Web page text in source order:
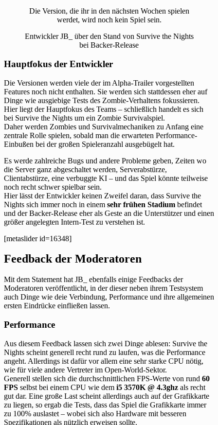
Die Version, die ihr in den nächsten Wochen spielen
werdet, wird noch kein Spiel sein.
Entwickler JB_ über den Stand von Survive the Nights
bei Backer-Release
Hauptfokus der Entwickler
Die Versionen werden viele der im Alpha-Trailer vorgestellten
Features noch nicht enthalten. Sie werden sich stattdessen eher auf
Dinge wie ausgiebige Tests des Zombie-Verhaltens fokussieren.
Hier liegt der Hauptfokus des Teams – schließlich handelt es sich
bei Survive the Nights um ein Zombie Survivalspiel.
Daher werden Zombies und Survivalmechaniken zu Anfang eine
zentrale Rolle spielen, sobald man die erwarteten Performance-
Einbußen bei der großen Spieleranzahl ausgebügelt hat.
Es werde zahlreiche Bugs und andere Probleme geben, Zeiten wo
die Server ganz abgeschaltet werden, Serverabstürze,
Clientabstürze, eine verbuggte KI – und das Spiel könnte teilweise
noch recht schwer spielbar sein.
Hier lässt der Entwickler keinen Zweifel daran, dass Survive the
Nights sich immer noch in einem sehr frühen Stadium befindet
und der Backer-Release eher als Geste an die Unterstützer und einen
größer angelegten Intern-Test zu verstehen ist.
[metaslider id=16348]
Feedback der Moderatoren
Mit dem Statement hat JB_ ebenfalls einige Feedbacks der
Moderatoren veröffentlicht, in der dieser neben ihrem Testsystem
auch Dinge wie deie Verbindung, Performance und ihre allgemeinen
ersten Eindrücke einfließen lassen.
Performance
Aus diesem Feedback lassen sich zwei Dinge ablesen: Survive the
Nights scheint generell recht rund zu laufen, was die Performance
angeht. Allerdings ist dafür vor allem eine sehr starke CPU nötig,
wie für viele andere Vertreter im Open-World-Sektor.
Generell stellen sich die durchschnittlichen FPS-Werte von rund 60
FPS selbst bei einem CPU wie dem i5 3570K @ 4.3ghz als recht
gut dar. Eine große Last scheint allerdings auch auf der Grafikkarte
zu liegen, so ergab die Tests, dass das Spiel die Grafikkarte immer
zu 100% auslastet – wobei sich also Hardware mit besseren
Spezifikationen als nützlich erweisen sollte.